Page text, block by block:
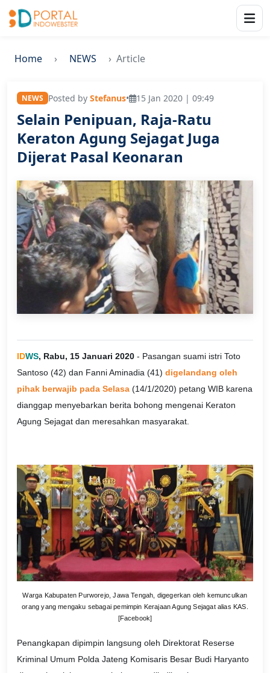
Home NEWS Article
NEWS Posted by Stefanus• 15 Jan 2020 | 09:49
Selain Penipuan, Raja-Ratu
Keraton Agung Sejagat Juga
Dijerat Pasal Keonaran
IDWS, Rabu, 15 Januari 2020 - Pasangan suami istri Toto
Santoso (42) dan Fanni Aminadia (41) digelandang oleh
pihak berwajib pada Selasa (14/1/2020) petang WIB karena
dianggap menyebarkan berita bohong mengenai Keraton
Agung Sejagat dan meresahkan masyarakat.
Warga Kabupaten Purworejo, Jawa Tengah, digegerkan oleh kemunculkan
orang yang mengaku sebagai pemimpin Kerajaan Agung Sejagat alias KAS.
[Facebook]
Penangkapan dipimpin langsung oleh Direktorat Reserse
Kriminal Umum Polda Jateng Komisaris Besar Budi Haryanto